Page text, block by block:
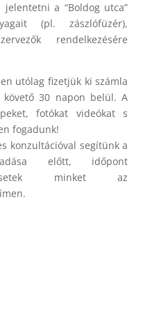
a “Boldog utca”
(pl. zászlófüzér),
rendelkezésére
utólag fizetjük ki számla
30 napon belül. A
fotókat videókat s
fogadunk!
konzultációval segítünk a
előtt, időpont
minket az